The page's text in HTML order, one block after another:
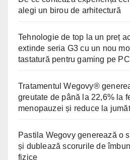
alegi un birou de arhitectură
Tehnologie de top la un preț
extinde seria G3 cu un nou
tastatură pentru gaming pe PC
Tratamentul Wegovy®
greutate de până la 22,6% la
menopauzei și reduce la
Pastila Wegovy generează o
și dublează scorurile de
fizice